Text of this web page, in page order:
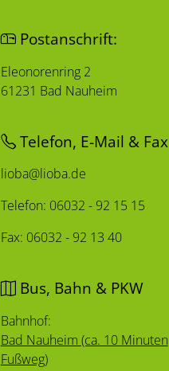
Postanschrift:
Eleonorenring 2
61231 Bad Nauheim
Telefon, E-Mail & Fax
lioba@lioba.de
Telefon: 06032 - 92 15 15
Fax: 06032 - 92 13 40
Bus, Bahn & PKW
Bahnhof:
Bad Nauheim (ca. 10 Minuten
Fußweg)